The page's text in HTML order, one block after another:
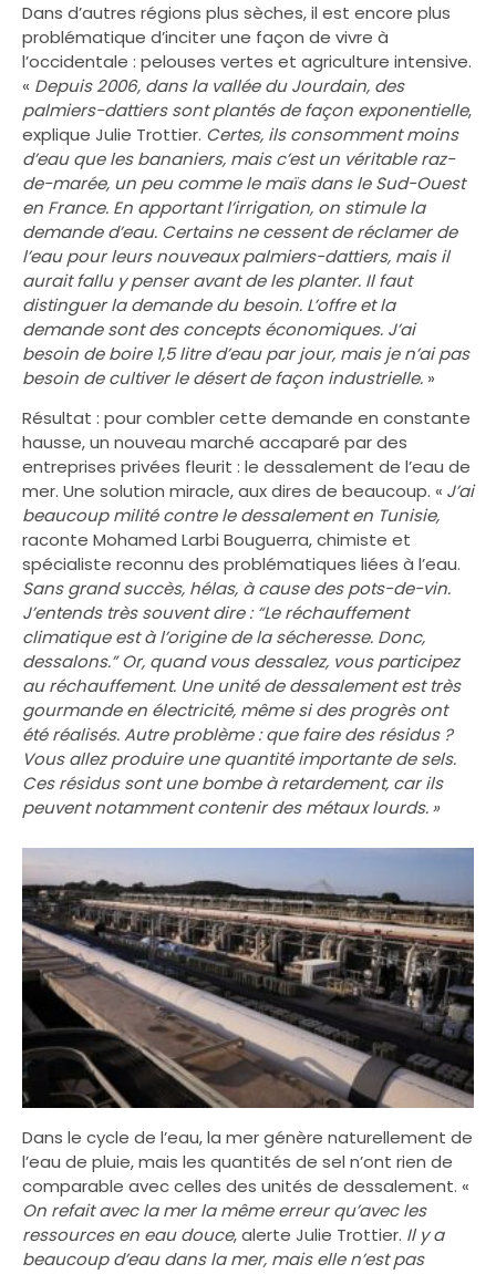
Dans d’autres régions plus sèches, il est encore plus
problématique d’inciter une façon de vivre à
l’occidentale : pelouses vertes et agriculture intensive.
« Depuis 2006, dans la vallée du Jourdain, des
palmiers-dattiers sont plantés de façon exponentielle,
explique Julie Trottier. Certes, ils consomment moins
d’eau que les bananiers, mais c’est un véritable raz-
de-marée, un peu comme le maïs dans le Sud-Ouest
en France. En apportant l’irrigation, on stimule la
demande d’eau. Certains ne cessent de réclamer de
l’eau pour leurs nouveaux palmiers-dattiers, mais il
aurait fallu y penser avant de les planter. Il faut
distinguer la demande du besoin. L’offre et la
demande sont des concepts économiques. J’ai
besoin de boire 1,5 litre d’eau par jour, mais je n’ai pas
besoin de cultiver le désert de façon industrielle. »
Résultat : pour combler cette demande en constante
hausse, un nouveau marché accaparé par des
entreprises privées fleurit : le dessalement de l’eau de
mer. Une solution miracle, aux dires de beaucoup. « J’ai
beaucoup milité contre le dessalement en Tunisie,
raconte Mohamed Larbi Bouguerra, chimiste et
spécialiste reconnu des problématiques liées à l’eau.
Sans grand succès, hélas, à cause des pots-de-vin.
J’entends très souvent dire : “Le réchauffement
climatique est à l’origine de la sécheresse. Donc,
dessalons.” Or, quand vous dessalez, vous participez
au réchauffement. Une unité de dessalement est très
gourmande en électricité, même si des progrès ont
été réalisés. Autre problème : que faire des résidus ?
Vous allez produire une quantité importante de sels.
Ces résidus sont une bombe à retardement, car ils
peuvent notamment contenir des métaux lourds. »
Dans le cycle de l’eau, la mer génère naturellement de
l’eau de pluie, mais les quantités de sel n’ont rien de
comparable avec celles des unités de dessalement. «
On refait avec la mer la même erreur qu’avec les
ressources en eau douce, alerte Julie Trottier. Il y a
beaucoup d’eau dans la mer, mais elle n’est pas